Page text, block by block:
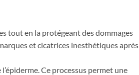
tout en la protégeant des dommages
et cicatrices inesthétiques après
Ce processus permet une